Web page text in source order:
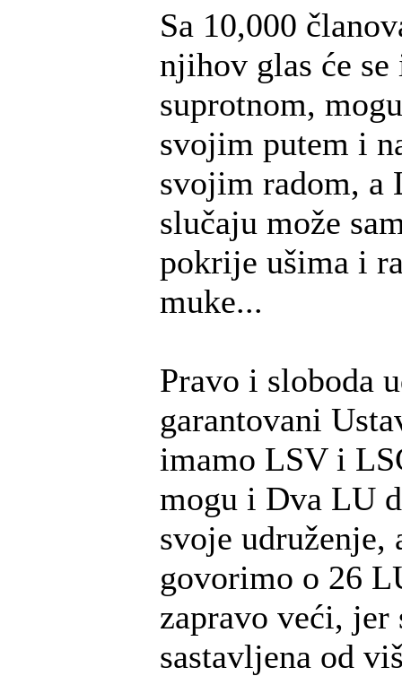
Sa 10,000
njihov glas će
suprotnom,
svojim putem i
svojim radom, a
slučaju može
pokrije ušima i
muke...
Pravo i sloboda
garantovani
imamo LSV i
mogu i Dva LU
svoje udruženje,
govorimo o 26
zapravo veći, jer
sastavljena od